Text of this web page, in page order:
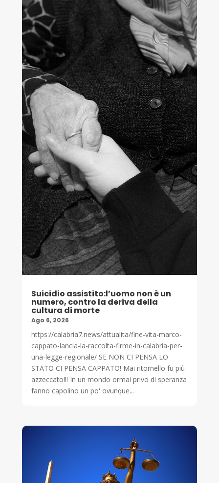
Suicidio assistito:l’uomo non è un
numero, contro la deriva della
cultura di morte
Ago 6, 2026
https://calabria7.news/attualita/fine-vita-marco-
cappato-lancia-la-raccolta-firme-in-calabria-per-
una-legge-regionale/ SE NON CI PENSA LO
STATO CI PENSA CAPPATO! Mai ritornello fu più
azzeccato!!! In un mondo ormai privo di speranza
fanno capolino un po' ovunque...